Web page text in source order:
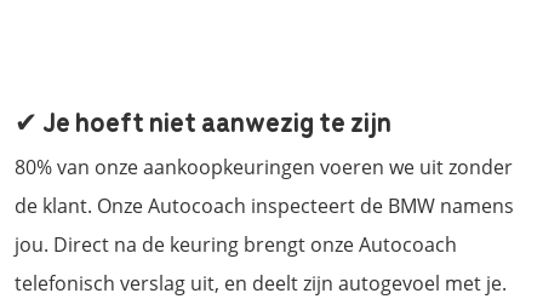
✔ Je hoeft niet aanwezig te zijn
80% van onze aankoopkeuringen voeren we uit zonder
de klant. Onze Autocoach inspecteert de BMW namens
jou. Direct na de keuring brengt onze Autocoach
telefonisch verslag uit, en deelt zijn autogevoel met je.